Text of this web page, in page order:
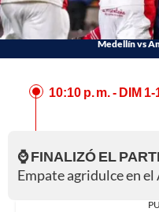
Medellín vs
10:10 p. m.- DIM
⌚ FINALIZÓ EL
Empate agridulce en